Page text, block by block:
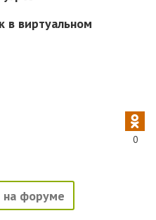
в виртуальном
0
на форуме